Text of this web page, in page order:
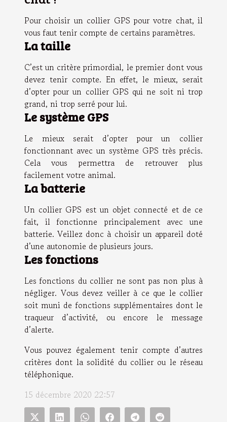
Pour choisir un collier GPS pour votre chat, il
vous faut tenir compte de certains paramètres.
La taille
C’est un critère primordial, le premier dont vous
devez tenir compte. En effet, le mieux, serait
d’opter pour un collier GPS qui ne soit ni trop
grand, ni trop serré pour lui.
Le système GPS
Le mieux serait d’opter pour un collier
fonctionnant avec un système GPS très précis.
Cela vous permettra de retrouver plus
facilement votre animal.
La batterie
Un collier GPS est un objet connecté et de ce
fait, il fonctionne principalement avec une
batterie. Veillez donc à choisir un appareil doté
d’une autonomie de plusieurs jours.
Les fonctions
Les fonctions du collier ne sont pas non plus à
négliger. Vous devez veiller à ce que le collier
soit muni de fonctions supplémentaires dont le
traqueur d’activité, ou encore le message
d’alerte.
Vous pouvez également tenir compte d’autres
critères dont la solidité du collier ou le réseau
téléphonique.
15 décembre 2020 22:57